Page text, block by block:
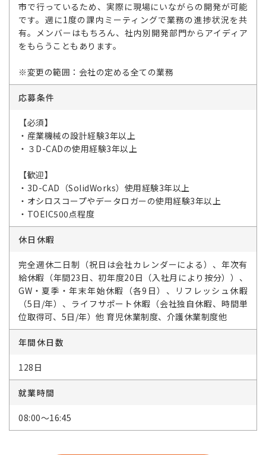
市で行っているため、実際に現場にいながらの開発が可能
です。週に1度の課内ミーティングで業務の進捗状況を共
有。メンバーはもちろん、社内別開発部門からアイディア
をもらうこともあります。
※変更の範囲：会社の定める全ての業務
応募条件
【必須】
・産業機械の設計経験3年以上
・３D-CADの使用経験3年以上
【歓迎】
・3D-CAD（SolidWorks）使用経験3年以上
・オシロスコープやデータロガーの使用経験3年以上
・TOEIC500点程度
休日休暇
完全週休二日制（祝日は会社カレンダーによる）、年次有
給休暇（年間23日、初年度20日（入社月により按分））、
GW・夏季・年末年始休暇（各9日）、リフレッシュ休暇
（5日/年）、ライフサポート休暇（会社独自休暇、時間単
位取得可、5日/年）他 育児休業制度、介護休業制度他
年間休日数
128日
就業時間
08:00～16:45